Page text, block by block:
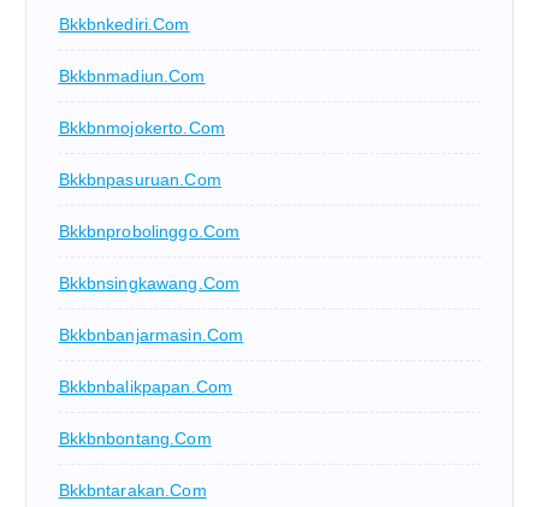
Bkkbnkediri.com
Bkkbnmadiun.com
Bkkbnmojokerto.com
Bkkbnpasuruan.com
Bkkbnprobolinggo.com
Bkkbnsingkawang.com
Bkkbnbanjarmasin.com
Bkkbnbalikpapan.com
Bkkbnbontang.com
Bkkbntarakan.com